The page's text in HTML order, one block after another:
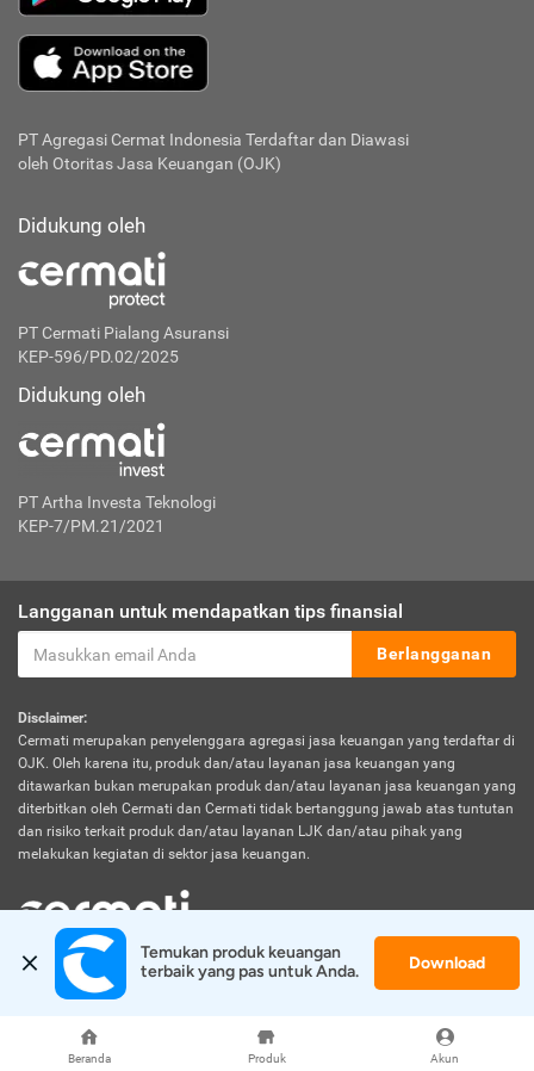
Beranda Produk Akun
PT Agregasi Cermat Indonesia Terdaftar dan Diawasi
oleh Otoritas Jasa Keuangan (OJK)
Didukung oleh
PT Cermati Pialang Asuransi
KEP-596/PD.02/2025
Didukung oleh
PT Artha Investa Teknologi
KEP-7/PM.21/2021
Langganan untuk mendapatkan tips finansial
Berlangganan
Disclaimer:
Cermati merupakan penyelenggara agregasi jasa keuangan yang terdaftar di
OJK. Oleh karena itu, produk dan/atau layanan jasa keuangan yang
ditawarkan bukan merupakan produk dan/atau layanan jasa keuangan yang
diterbitkan oleh Cermati dan Cermati tidak bertanggung jawab atas tuntutan
dan risiko terkait produk dan/atau layanan LJK dan/atau pihak yang
melakukan kegiatan di sektor jasa keuangan.
© 2026 Cermati. All Rights Reserved.
Temukan produk keuangan
terbaik yang pas untuk Anda.
Download